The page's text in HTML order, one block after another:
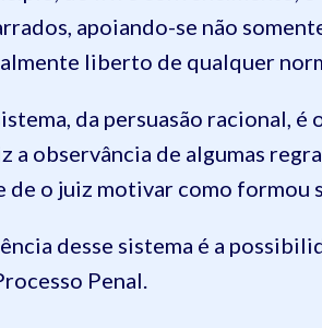
apoiando-se não
liberto de qualquer
da persuasão racional,
a observância de algumas
de o juiz motivar como formou
desse sistema é a
Penal.